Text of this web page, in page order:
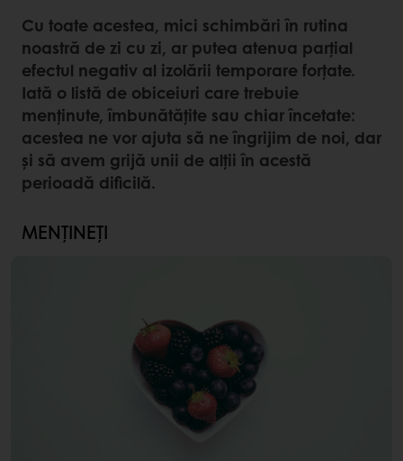
Cu toate acestea, mici schimbări în rutina
noastră de zi cu zi, ar putea atenua parțial
efectul negativ al izolării temporare forțate.
Iată o listă de obiceiuri care trebuie
menținute, îmbunătățite sau chiar încetate:
acestea ne vor ajuta să ne îngrijim de noi, dar
și să avem grijă unii de alții în acestă
perioadă dificilă.
MENȚINEȚI